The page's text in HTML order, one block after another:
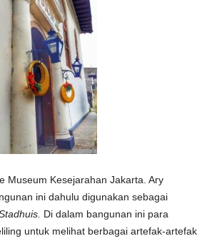
Museum Kesejarahan Jakarta. Ary
ini dahulu digunakan sebagai
Di dalam bangunan ini para
untuk melihat berbagai artefak-artefak